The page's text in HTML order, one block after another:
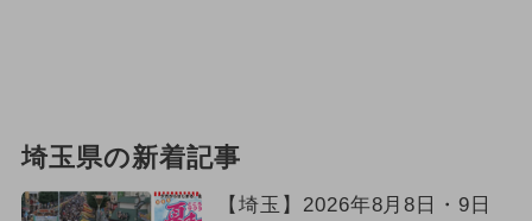
埼玉県の新着記事
【埼玉】2026年8月8日・9日